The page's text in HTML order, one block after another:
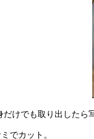
けでも取り出した
でカット。